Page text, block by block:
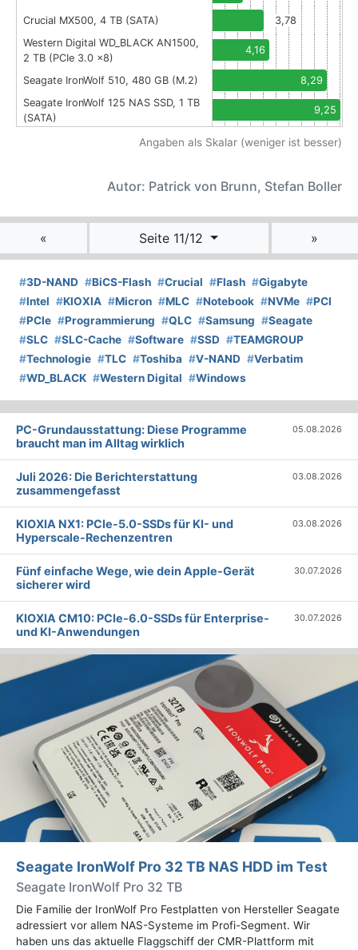
Crucial MX500, 4 TB (SATA)
3,78
Western Digital WD_BLACK AN1500,
2 TB (PCIe 3.0 x8)
4,16
Seagate IronWolf 510, 480 GB (M.2)
8,29
Seagate IronWolf 125 NAS SSD, 1 TB
(SATA)
9,25
Angaben als Skalar (weniger ist besser)
Autor: Patrick von Brunn, Stefan Boller
« Seite 11/12 »
#3D-NAND #BiCS-Flash #Crucial #Flash #Gigabyte
#Intel #KIOXIA #Micron #MLC #Notebook #NVMe #PCI
#PCIe #Programmierung #QLC #Samsung #Seagate
#SLC #SLC-Cache #Software #SSD #TEAMGROUP
#Technologie #TLC #Toshiba #V-NAND #Verbatim
#WD_BLACK #Western Digital #Windows
PC-Grundausstattung: Diese Programme
braucht man im Alltag wirklich
05.08.2026
Juli 2026: Die Bericht­erstattung
zusammengefasst
03.08.2026
KIOXIA NX1: PCIe-5.0-SSDs für KI- und
Hyperscale-Rechenzentren
03.08.2026
Fünf einfache Wege, wie dein Apple-Gerät
sicherer wird
30.07.2026
KIOXIA CM10: PCIe-6.0-SSDs für Enterprise-
und KI-Anwendungen
30.07.2026
Seagate IronWolf Pro 32 TB NAS HDD im Test
Seagate IronWolf Pro 32 TB
Die Familie der IronWolf Pro Festplatten von Hersteller Seagate
adressiert vor allem NAS-Systeme im Profi-Segment. Wir
haben uns das aktuelle Flaggschiff der CMR-Plattform mit